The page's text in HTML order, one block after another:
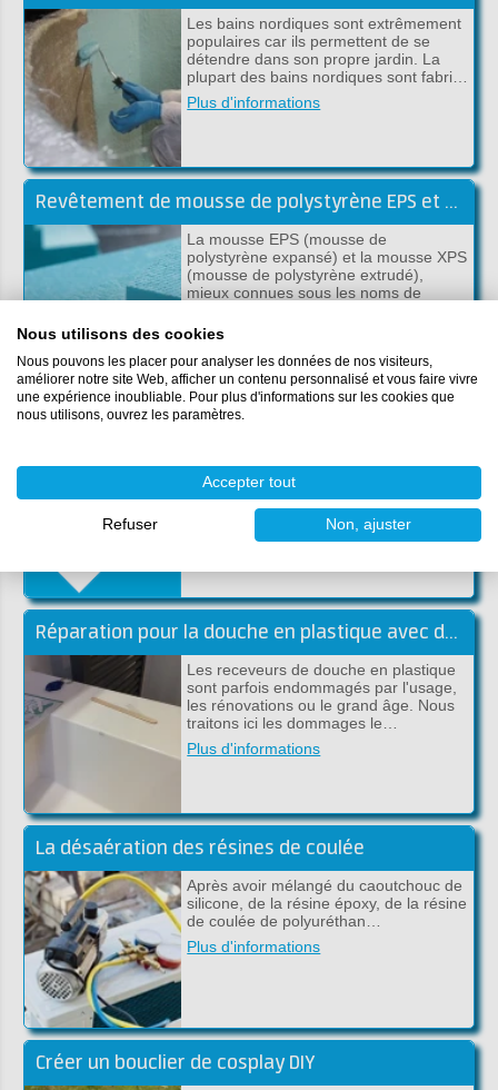
Les bains nordiques sont extrêmement
populaires car ils permettent de se
détendre dans son propre jardin. La
plupart des bains nordiques sont fabri…
Plus d'informations
Revêtement de mousse de polystyrène EPS et XPS
La mousse EPS (mousse de
polystyrène expansé) et la mousse XPS
(mousse de polystyrène extrudé),
mieux connues sous les noms de
Plus d'informations
légèrement cassant. Elle est
couramment utilisée pour les volants de
voitures et de tracteurs, l…
Réparation pour la douche en plastique avec du polyester ou époxy
Les receveurs de douche en plastique
sont parfois endommagés par l'usage,
les rénovations ou le grand âge. Nous
traitons ici les dommages le…
Plus d'informations
La désaération des résines de coulée
Après avoir mélangé du caoutchouc de
silicone, de la résine époxy, de la résine
de coulée de polyuréthan…
Plus d'informations
Créer un bouclier de cosplay DIY
Nous utilisons des cookies
Nous pouvons les placer pour analyser les données de nos visiteurs,
améliorer notre site Web, afficher un contenu personnalisé et vous faire vivre
une expérience inoubliable. Pour plus d'informations sur les cookies que
nous utilisons, ouvrez les paramètres.
Accepter tout
Refuser Non, ajuster